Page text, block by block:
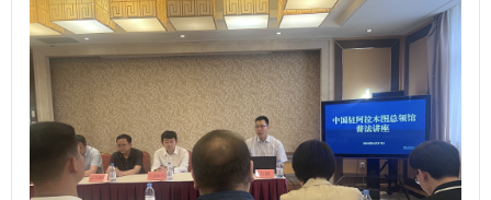
西北政法大学党委副书记、校长范九利在致辞中表示，陕西作
为古丝绸之路起点和“一带一路”核心枢纽，在国家开放与法治
建设中肩负重任。西北政法大学作为法治人才培养的重要阵
地，将以此次签约为新起点，依托高校的学术积淀和西安中院
的司法实践沃土，紧扣陕西开放型经济和“一带一路”建设需
求，优势互补，深度融合，积极推行“法官+学者”双导师制，